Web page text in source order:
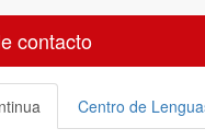
contacto
Centro de